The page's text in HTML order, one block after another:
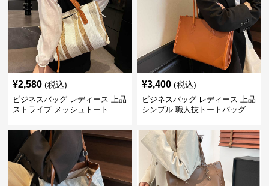
¥2,580 (税込)
ビジネスバッグ レディース 上品
ストライプ メッシュトート
¥3,400 (税込)
ビジネスバッグ レディース 上品
シンプル 職人技トートバッグ